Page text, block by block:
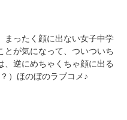
まったく顔に出ない女子中学
とが気になって、ついついち
、逆にめちゃくちゃ顔に出る
ほのぼのラブコメ♪